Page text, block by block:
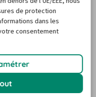
location de
Las Vegas
Mac Carran,
au sud de la ville
réservé une
En effet, l’aéroport
de protection
dans les
consentement